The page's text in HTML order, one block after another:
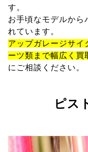
す。
お手頃なモデルから
れています。
アップガレージサイ
ーツ類まで幅広く買
にご相談ください。
ピス